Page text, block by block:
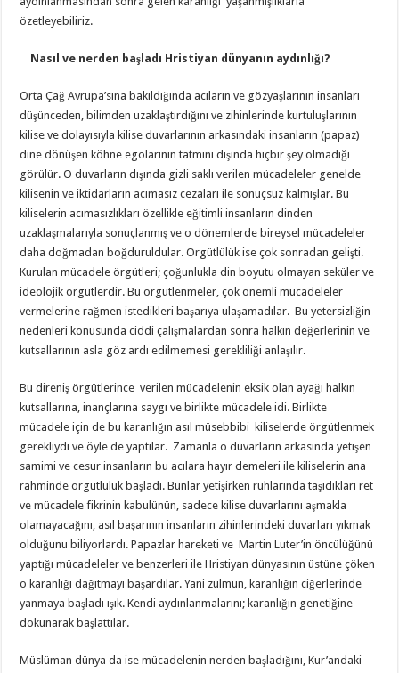
özetleyebiliriz.
Nasıl ve nerden başladı Hristiyan dünyanın aydınlığı?
Orta Çağ Avrupa’sına bakıldığında acıların ve gözyaşlarının insanları
düşünceden, bilimden uzaklaştırdığını ve zihinlerinde kurtuluşlarının
kilise ve dolayısıyla kilise duvarlarının arkasındaki insanların (papaz)
dine dönüşen köhne egolarının tatmini dışında hiçbir şey olmadığı
görülür. O duvarların dışında gizli saklı verilen mücadeleler genelde
kilisenin ve iktidarların acımasız cezaları ile sonuçsuz kalmışlar. Bu
kiliselerin acımasızlıkları özellikle eğitimli insanların dinden
uzaklaşmalarıyla sonuçlanmış ve o dönemlerde bireysel mücadeleler
daha doğmadan boğduruldular. Örgütlülük ise çok sonradan gelişti.
Kurulan mücadele örgütleri; çoğunlukla din boyutu olmayan seküler ve
ideolojik örgütlerdir. Bu örgütlenmeler, çok önemli mücadeleler
vermelerine rağmen istedikleri başarıya ulaşamadılar. Bu yetersizliğin
nedenleri konusunda ciddi çalışmalardan sonra halkın değerlerinin ve
kutsallarının asla göz ardı edilmemesi gerekliliği anlaşılır.
Bu direniş örgütlerince verilen mücadelenin eksik olan ayağı halkın
kutsallarına, inançlarına saygı ve birlikte mücadele idi. Birlikte
mücadele için de bu karanlığın asıl müsebbibi kiliselerde örgütlenmek
gerekliydi ve öyle de yaptılar. Zamanla o duvarların arkasında yetişen
samimi ve cesur insanların bu acılara hayır demeleri ile kiliselerin ana
rahminde örgütlülük başladı. Bunlar yetişirken ruhlarında taşıdıkları ret
ve mücadele fikrinin kabulünün, sadece kilise duvarlarını aşmakla
olamayacağını, asıl başarının insanların zihinlerindeki duvarları yıkmak
olduğunu biliyorlardı. Papazlar hareketi ve Martin Luter’in öncülüğünü
yaptığı mücadeleler ve benzerleri ile Hristiyan dünyasının üstüne çöken
o karanlığı dağıtmayı başardılar. Yani zulmün, karanlığın ciğerlerinde
yanmaya başladı ışık. Kendi aydınlanmalarını; karanlığın genetiğine
dokunarak başlattılar.
Müslüman dünya da ise mücadelenin nerden başladığını, Kur’andaki